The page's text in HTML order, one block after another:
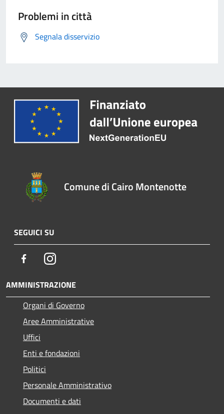
Problemi in città
Segnala disservizio
Comune di Cairo Montenotte
SEGUICI SU
FacebookInstagram
AMMINISTRAZIONE
Organi di Governo
Aree Amministrative
Uffici
Enti e fondazioni
Politici
Personale Amministrativo
Documenti e dati